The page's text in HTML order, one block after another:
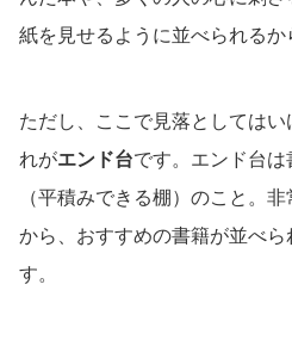
紙を見せるように並べられるか
ただし、ここで見落としては
れがエンド台です。エンド台
（平積みできる棚）のこと。
から、おすすめの書籍が並べ
す。